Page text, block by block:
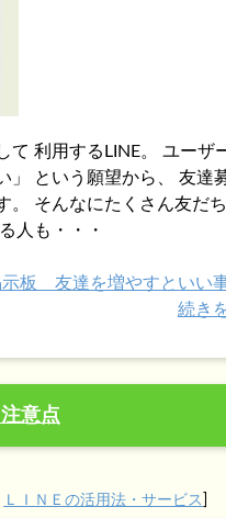
て 利用するLINE。 ユーザ
」 という願望から、 友達
。 そんなにたくさん友だ
人も・・・
示板 友達を増やすといい
続き
意点
ＬＩＮＥの活用法・サービス